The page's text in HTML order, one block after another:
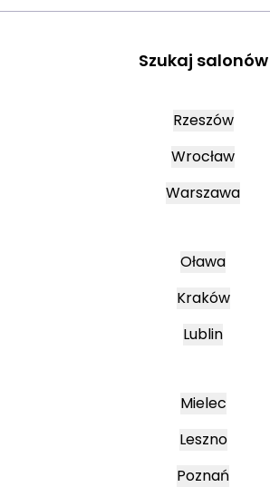
Szukaj salonów
Rzeszów
Wrocław
Warszawa
Oława
Kraków
Lublin
Mielec
Leszno
Poznań